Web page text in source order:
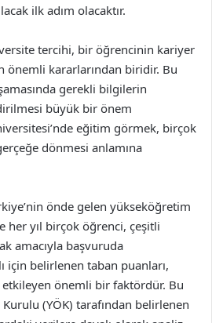
ilk adım olacaktır.
tercihi, bir öğrencinin kariyer
önemli kararlarından biridir. Bu
gerekli bilgilerin
büyük bir önem
eğitim görmek, birçok
dönmesi anlamına
önde gelen yükseköğretim
her yıl birçok öğrenci, çeşitli
amacıyla başvuruda
için belirlenen taban puanları,
önemli bir faktördür. Bu
(YÖK) tarafından belirlenen